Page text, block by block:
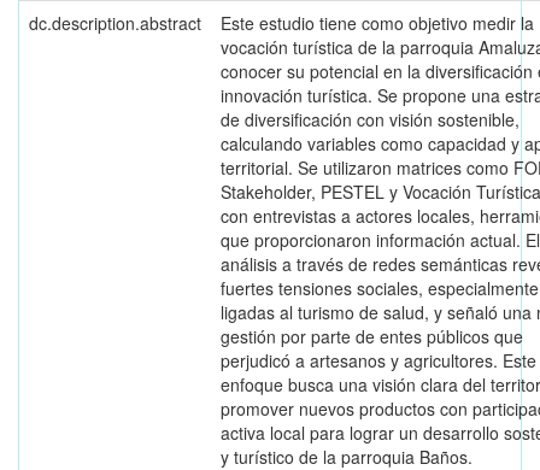
dc.description.abstract
Este estudio tiene como objetivo medir la
vocación turística de la parroquia
conocer su potencial en la diversificación
innovación turística. Se propone una
de diversificación con visión sostenible,
calculando variables como capacidad y
territorial. Se utilizaron matrices como
Stakeholder, PESTEL y Vocación
con entrevistas a actores locales,
que proporcionaron información actual. El
análisis a través de redes semánticas
fuertes tensiones sociales, especialmente
ligadas al turismo de salud, y señaló una
gestión por parte de entes públicos que
perjudicó a artesanos y agricultores. Este
enfoque busca una visión clara del
promover nuevos productos con
activa local para lograr un desarrollo
y turístico de la parroquia Baños.